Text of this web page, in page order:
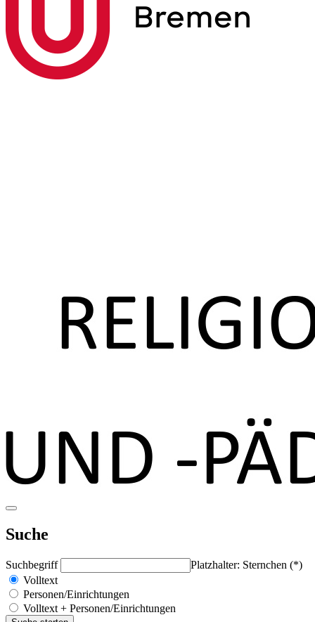
Suche
Suchbegriff
Platzhalter: Sternchen (*)
Volltext
Personen/Einrichtungen
Volltext + Personen/Einrichtungen